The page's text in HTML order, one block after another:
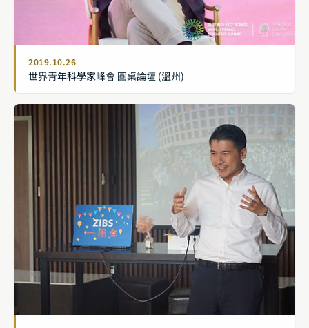
2019.10.26
世界青年科學家峰會 圓桌論壇 (溫州)